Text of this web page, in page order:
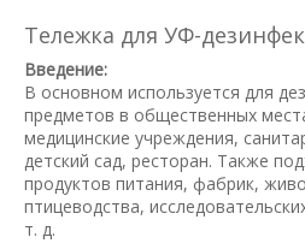
Тележка для УФ-
Введение:
В основном используется для
предметов в общественных
медицинские учреждения,
детский сад, ресторан. Также
продуктов питания, фабрик,
птицеводства,
т. д.